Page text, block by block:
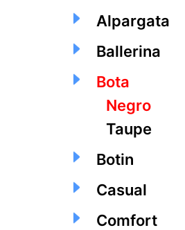
Alpargata
Ballerina
Bota
Negro
Taupe
Botin
Casual
Comfort